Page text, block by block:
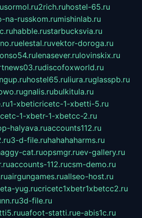
sormol.ru2rich.ruhostel-65.ru
na-russkom.rumishinlab.ru
habble.rustarbucksvia.ru
elestal.ruvektor-doroga.ru
lenasever.rulovinskix.ru
discofoxworld.ru
hostel65.ruliura.ruglasspb.ru
gnalis.rubulkitula.ru
1-xbeticricetc-1-xbetti-5.ru
1-xbetr-1-xbetcc-2.ru
halyava.ruaccounts112.ru
3-d-file.ruhahahaharms.ru
cat.ruopsmgr.ruev-gallery.ru
accounts-112.rucsm-demo.ru
airgungames.ruallseo-host.ru
yug.rucricetc1xbetr1xbetcc2.ru
3d-file.ru
uafoot-statti.rue-abis1c.ru